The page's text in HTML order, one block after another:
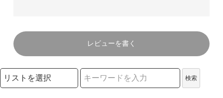
レビューを書く
検索リストの選択
検索